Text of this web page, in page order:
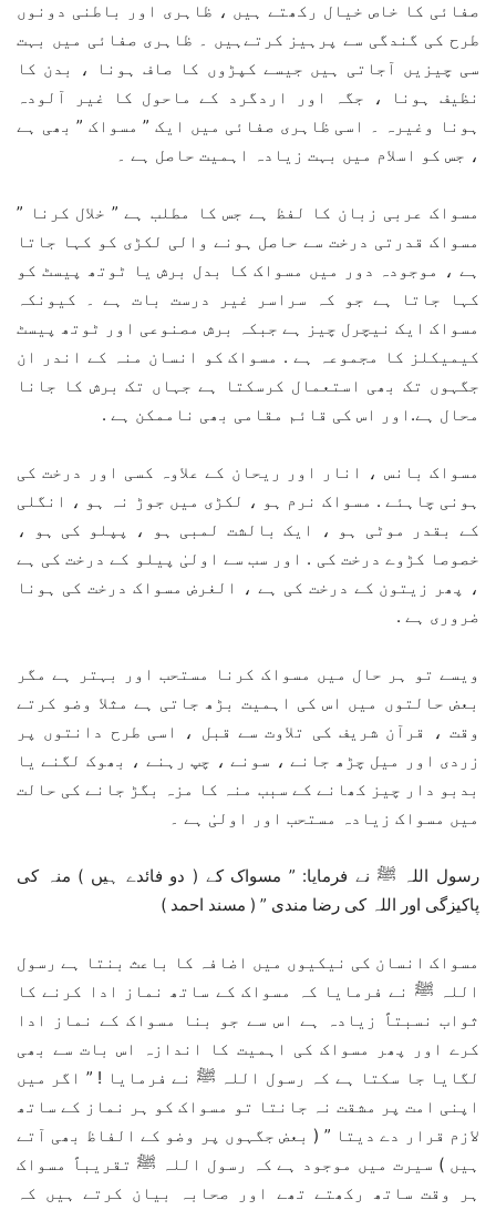
صفائی کا خاص خیال رکھتے ہیں ، ظاہری اور باطنی دونوں
طرح کی گندگی سے پرہیز کرتےہیں ۔ ظاہری صفائی میں بہت
سی چیزیں آجاتی ہیں جیسے کپڑوں کا صاف ہونا ، بدن کا
نظیف ہونا ، جگہ اور اردگرد کے ماحول کا غیر آلودہ
ہونا وغیرہ ۔ اسی ظاہری صفائی میں ایک ” مسواک ” بھی ہے
، جس کو اسلام میں بہت زیادہ اہمیت حاصل ہے ۔
مسواک عربی زبان کا لفظ ہے جس کا مطلب ہے ” خلال کرنا ”
مسواک قدرتی درخت سے حاصل ہونے والی لکڑی کو کہا جاتا
ہے ، موجودہ دور میں مسواک کا بدل برش یا ٹوتھ پیسٹ کو
کہا جاتا ہے جو کہ سراسر غیر درست بات ہے ۔ کیونکہ
مسواک ایک نیچرل چیز ہے جبکہ برش مصنوعی اور ٹوتھ پیسٹ
کیمیکلز کا مجموعہ ہے . مسواک کو انسان منہ کے اندر ان
جگہوں تک بھی استعمال کرسکتا ہے جہاں تک برش کا جانا
محال ہے.اور اس کی قائم مقامی بھی ناممکن ہے .
مسواک بانس ، انار اور ریحان کے علاوہ کسی اور درخت کی
ہونی چاہئے . مسواک نرم ہو ، لکڑی میں جوڑ نہ ہو ، انگلی
کے بقدر موٹی ہو ، ایک بالشت لمبی ہو ، پپلو کی ہو ،
خصوصا کڑوے درخت کی . اور سب سے اولیٰ پیلو کے درخت کی ہے
، پھر زیتون کے درخت کی ہے ، الغرض مسواک درخت کی ہونا
ضروری ہے .
ویسے تو ہر حال میں مسواک کرنا مستحب اور بہتر ہے مگر
بعض حالتوں میں اس کی اہمیت بڑھ جاتی ہے مثلا وضو کرتے
وقت ، قرآن شریف کی تلاوت سے قبل ، اسی طرح دانتوں پر
زردی اور میل چڑھ جانے ، سونے ، چپ رہنے ، بھوک لگنے یا
بدبو دار چیز کھانے کے سبب منہ کا مزہ بگڑ جانے کی حالت
میں مسواک زیادہ مستحب اور اولیٰ ہے ۔
رسول اللہ ﷺ نے فرمایا: ” مسواک کے ( دو فائدے ہیں ) منہ کی
پاکیزگی اور اللہ کی رضا مندی ” ( مسند احمد )
مسواک انسان کی نیکیوں میں اضافہ کا باعث بنتا ہے رسول
اللہ ﷺ نے فرمایا کہ مسواک کے ساتھ نماز ادا کرنے کا
ثواب نسبتاً زیادہ ہے اس سے جو بنا مسواک کے نماز ادا
کرے اور پھر مسواک کی اہمیت کا اندازہ اس بات سے بھی
لگایا جا سکتا ہے کہ رسول اللہ ﷺ نے فرمایا ! ” اگر میں
اپنی امت پر مشقت نہ جانتا تو مسواک کو ہر نماز کے ساتھ
لازم قرار دے دیتا ” ( بعض جگہوں پر وضو کے الفاظ بھی آتے
ہیں ) سیرت میں موجود ہے کہ رسول اللہ ﷺ تقریباً مسواک
ہر وقت ساتھ رکھتے تھے اور صحابہ بیان کرتے ہیں کہ